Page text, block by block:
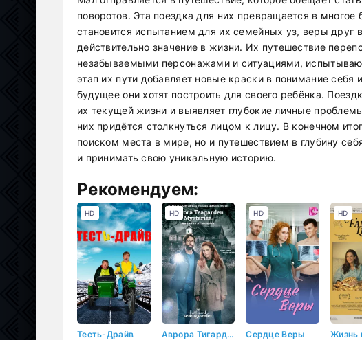
поворотов. Эта поездка для них превращается в
становится испытанием для их семейных уз, веры друг
действительно значение в жизни. Их путешествие
незабываемыми персонажами и ситуациями,
этап их пути добавляет новые краски в понимание себя
будущее они хотят построить для своего ребёнка.
их текущей жизни и выявляет глубокие личные
них придётся столкнуться лицом к лицу. В конечном
поиском места в мире, но и путешествием в глубину
и принимать свою уникальную историю.
Рекомендуем:
Тесть-Драйв
HD
Аврора Тигарден: дом с привидением
HD
Сердце Веры
HD HD